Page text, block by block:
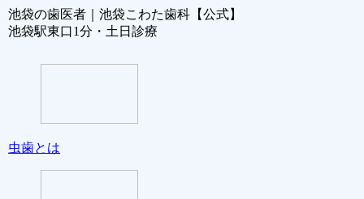
池袋の歯医者｜池袋こわた歯科【公式】
池袋駅東口1分・土日診療
虫歯とは